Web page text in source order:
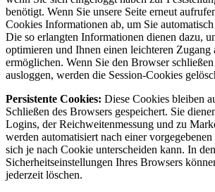
benötigt. Wenn Sie unsere Seite erneut
Cookies Informationen ab, um Sie
Die so erlangten Informationen dienen dazu,
optimieren und Ihnen einen leichteren Zugang
ermöglichen. Wenn Sie den Browser
ausloggen, werden die Session-Cookies
Persistente Cookies: Diese Cookies bleiben
Schließen des Browsers gespeichert. Sie
Logins, der Reichweitenmessung und zu
werden automatisiert nach einer
sich je nach Cookie unterscheiden kann. In den
Sicherheitseinstellungen Ihres Browsers
jederzeit löschen.